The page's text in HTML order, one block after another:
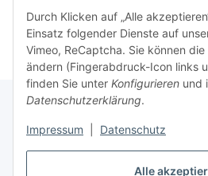
Alle
Durch Klicken auf „Alle
Einsatz folgender Dienste auf
Vimeo, ReCaptcha. Sie können
ändern (Fingerabdruck-Icon links
finden Sie unter Konfigurieren und
Datenschutzerklärung.
Impressum Datenschutz
oder schreiben Sie uns eine
Gesetzliche Informationen